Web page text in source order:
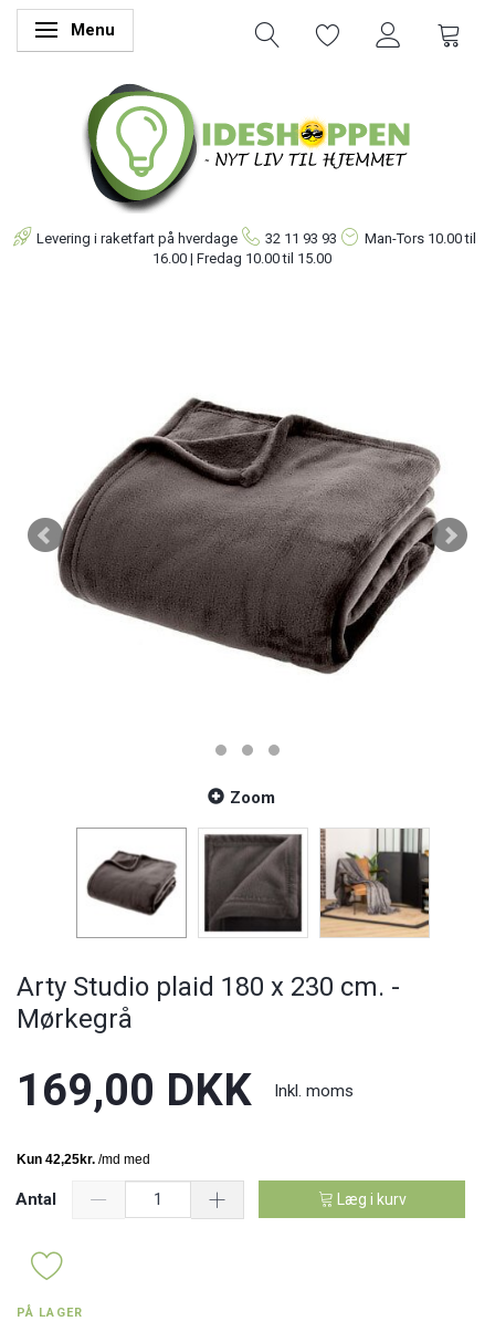
Skifte navigation
Menu
Levering i raketfart på hverdage 32 11 93 93 Man-Tors 10.00 til
16.00 | Fredag 10.00 til 15.00
Zoom
Arty Studio plaid 180 x 230 cm. -
Mørkegrå
169,00 DKK Inkl. moms
Antal Læg i kurv
PÅ LAGER